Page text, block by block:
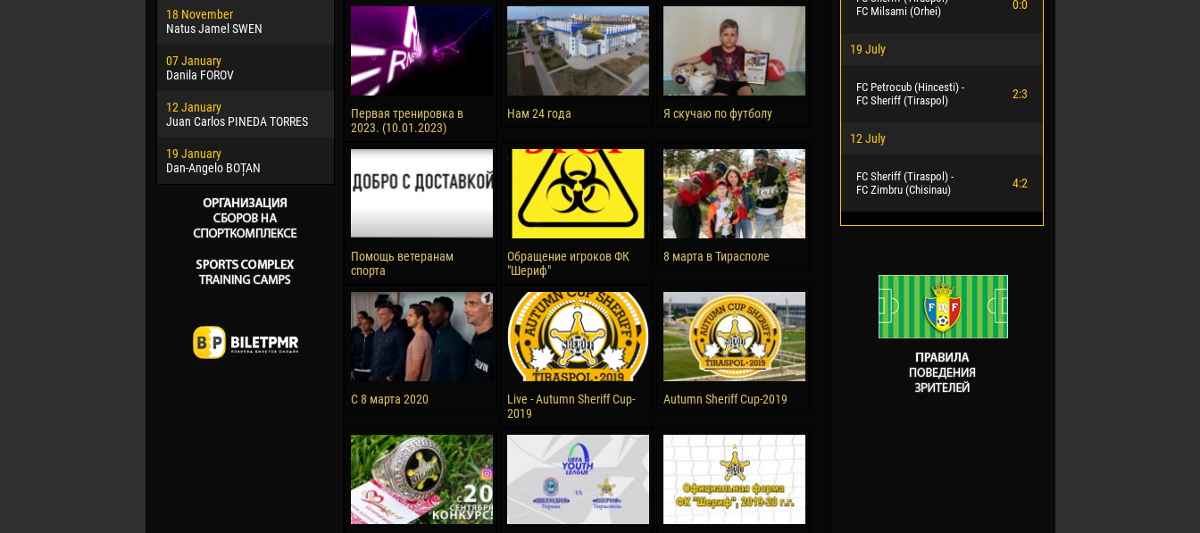
18 November
Natus Jamel SWEN
07 January
Danila FOROV
12 January
Juan Carlos PINEDA TORRES
19 January
Dan-Angelo BOȚAN
Jayder Moreno ASPRILLA
22 March
Samba KONÉ
26 March
Vitor Hugo Morais de OLIVEIRA
28 March
Raí LOPES DE OLIVEIRA
Soumaila MAGASSOUBA
10 July
Bourama FOMBA
15 July
Ivan DYULGEROV
Jair Ameth MODELO HERRERA
Первая тренировка в
2023. (10.01.2023)
Нам 24 года Я скучаю по футболу
Помощь ветеранам
спорта
Обращение игроков ФК
"Шериф"
8 марта в Тирасполе
С 8 марта 2020
Live - Autumn Sheriff Cup-
2019
Autumn Sheriff Cup-2019
FC Milsami (Orhei)
0:0
19 July
FC Petrocub (Hincesti) -
FC Sheriff (Tiraspol)
2:3
12 July
FC Sheriff (Tiraspol) -
FC Zimbru (Chisinau)
4:2